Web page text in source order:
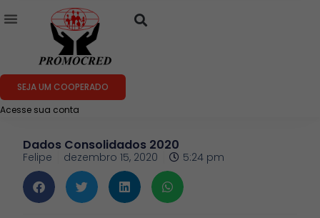
Acesse sua conta
SEJA UM COOPERADO
Dados Consolidados 2020
Felipe dezembro 15, 2020 5:24 pm